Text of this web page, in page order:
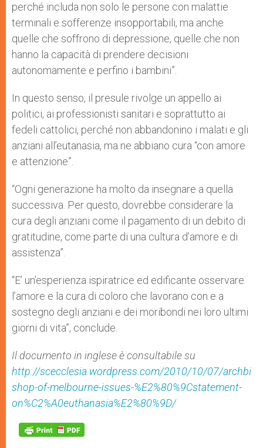
perché includa non solo le persone con malattie
terminali e sofferenze insopportabili, ma anche
quelle che soffrono di depressione, quelle che non
hanno la capacità di prendere decisioni
autonomamente e perfino i bambini”.
In questo senso, il presule rivolge un appello ai
politici, ai professionisti sanitari e soprattutto ai
fedeli cattolici, perché non abbandonino i malati e gli
anziani all’eutanasia, ma ne abbiano cura “con amore
e attenzione”.
“Ogni generazione ha molto da insegnare a quella
successiva. Per questo, dovrebbe considerare la
cura degli anziani come il pagamento di un debito di
gratitudine, come parte di una cultura d’amore e di
assistenza”.
“E’ un’esperienza ispiratrice ed edificante osservare
l’amore e la cura di coloro che lavorano con e a
sostegno degli anziani e dei moribondi nei loro ultimi
giorni di vita”, conclude.
Il documento in inglese è consultabile su
http://scecclesia.wordpress.com/2010/10/07/archbi
shop-of-melbourne-issues-%E2%80%9Cstatement-
on%C2%A0euthanasia%E2%80%9D/